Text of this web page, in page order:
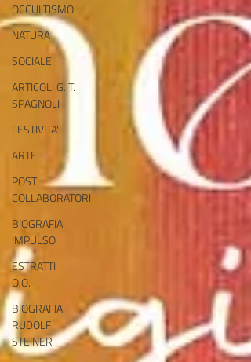
OCCULTISMO
NATURA
SOCIALE
ARTICOLI G. T.
SPAGNOLI
FESTIVITA'
ARTE
POST
COLLABORATORI
BIOGRAFIA
IMPULSO
ESTRATTI
O.O.
BIOGRAFIA
RUDOLF
STEINER